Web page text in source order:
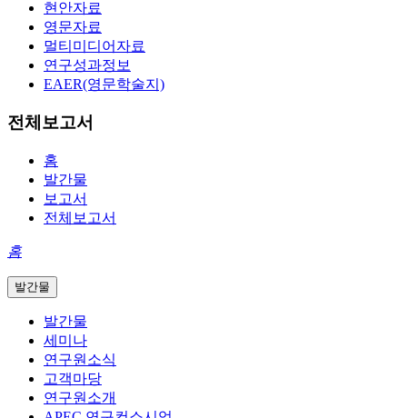
현안자료
영문자료
멀티미디어자료
연구성과정보
EAER(영문학술지)
전체보고서
홈
발간물
보고서
전체보고서
홈
발간물
발간물
세미나
연구원소식
고객마당
연구원소개